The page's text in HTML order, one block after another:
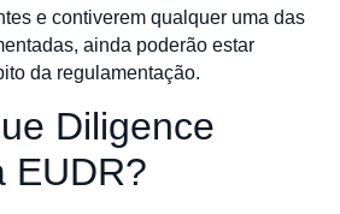
e contiverem qualquer uma das
ainda poderão estar
da regulamentação.
Diligence
EUDR?